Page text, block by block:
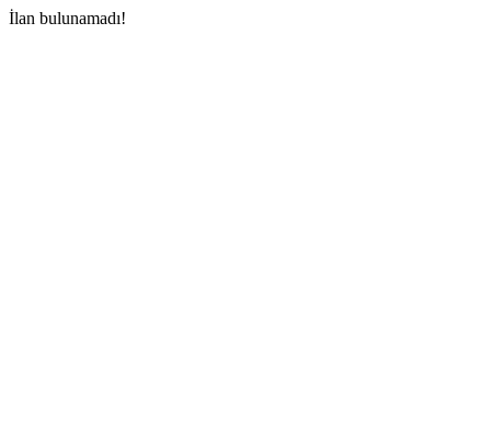
İlan bulunamadı!